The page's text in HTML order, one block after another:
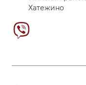
Хатежино